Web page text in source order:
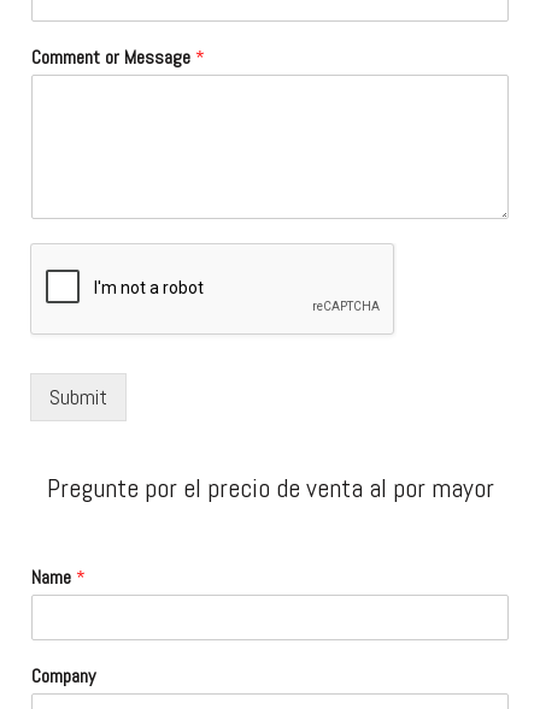
Comment or Message *
Submit
Pregunte por el precio de venta al por mayor
Name *
Company